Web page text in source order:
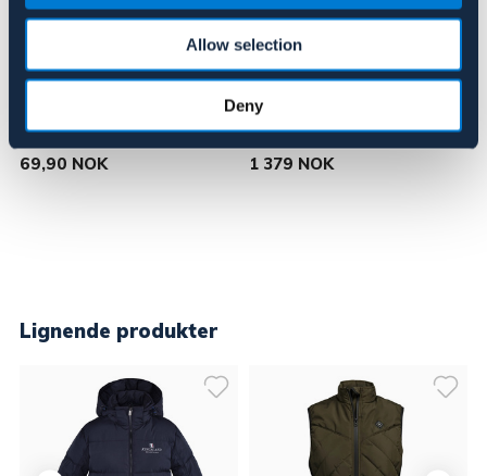
Allow selection
Deny
69,90 NOK
WEARITE
Oljejakke lang modell
1 379 NOK
Lignende produkter